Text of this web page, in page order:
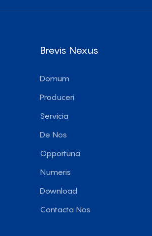
Brevis Nexus
Domum
Produceri
Servicia
De Nos
Opportuna
Numeris
Download
Contacta Nos